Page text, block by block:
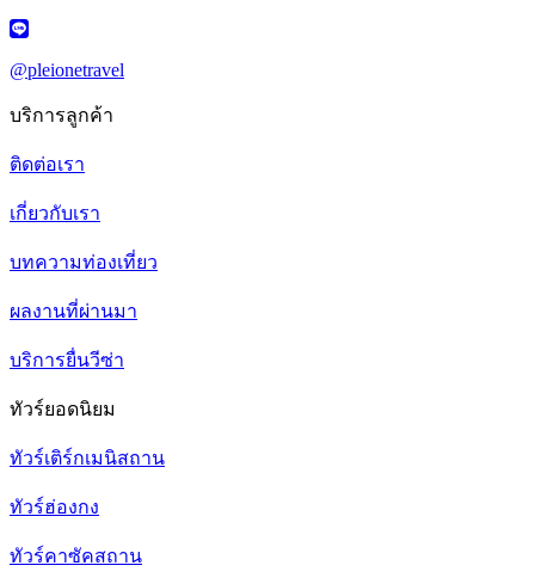
@pleionetravel
บริการลูกค้า
ติดต่อเรา
เกี่ยวกับเรา
บทความท่องเที่ยว
ผลงานที่ผ่านมา
บริการยื่นวีซ่า
ทัวร์ยอดนิยม
ทัวร์เติร์กเมนิสถาน
ทัวร์ฮ่องกง
ทัวร์คาซัคสถาน